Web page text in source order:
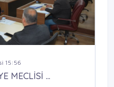
15:56
MECLİSİ ...